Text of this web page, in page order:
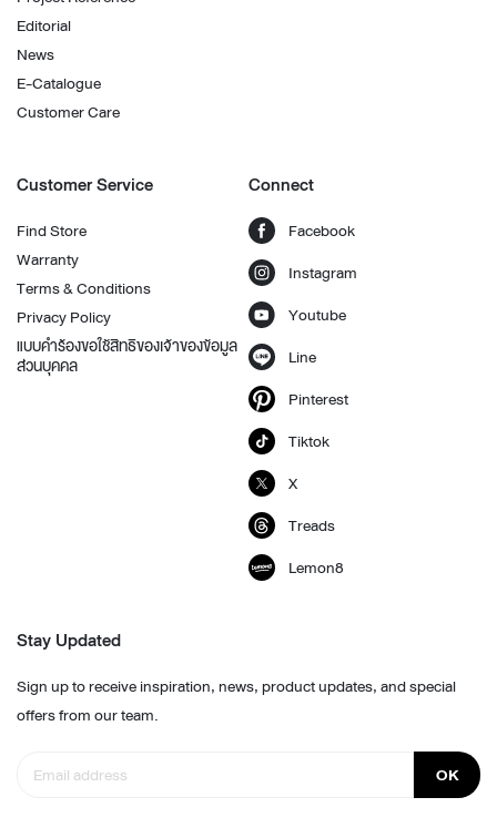
Editorial
News
E-Catalogue
Customer Care
Customer Service
Find Store
Warranty
Terms & Conditions
Privacy Policy
แบบคำร้องขอใช้สิทธิของเจ้าของข้อมูล
ส่วนบุคคล
Connect
Facebook
Instagram
Youtube
Line
Pinterest
Tiktok
X
Treads
Lemon8
Stay Updated
Sign up to receive inspiration, news, product updates, and special
offers from our team.
OK